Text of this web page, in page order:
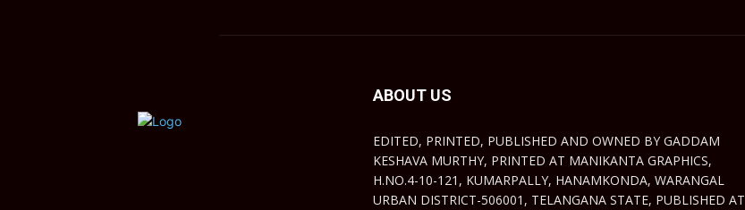
ABOUT US
EDITED, PRINTED, PUBLISHED AND OWNED BY GADDAM
KESHAVA MURTHY, PRINTED AT MANIKANTA GRAPHICS,
H.NO.4-10-121, KUMARPALLY, HANAMKONDA, WARANGAL
URBAN DISTRICT-506001, TELANGANA STATE, PUBLISHED AT